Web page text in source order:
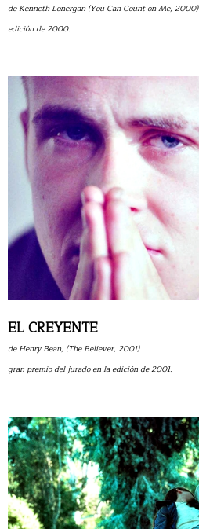
de Kenneth Lonergan (You Can Count on Me, 2000)
edición de 2000.
EL CREYENTE
de Henry Bean, (The Believer, 2001)
gran premio del jurado en la edición de 2001.